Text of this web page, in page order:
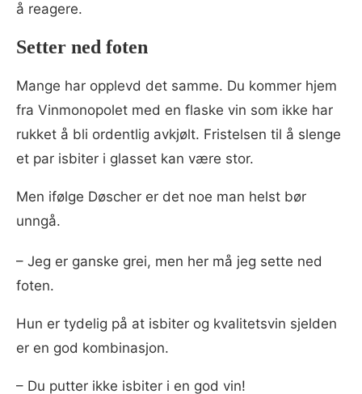
å reagere.
Setter ned foten
Mange har opplevd det samme. Du kommer hjem
fra Vinmonopolet med en flaske vin som ikke har
rukket å bli ordentlig avkjølt. Fristelsen til å slenge
et par isbiter i glasset kan være stor.
Men ifølge Døscher er det noe man helst bør
unngå.
– Jeg er ganske grei, men her må jeg sette ned
foten.
Hun er tydelig på at isbiter og kvalitetsvin sjelden
er en god kombinasjon.
– Du putter ikke isbiter i en god vin!